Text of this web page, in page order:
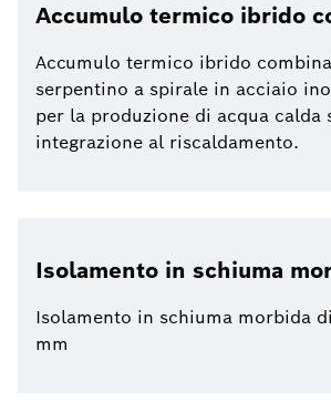
Accumulo termico ibrido
Accumulo termico ibrido
serpentino a spirale in acciaio
per la produzione di acqua calda
integrazione al riscaldamento.
Isolamento in schiuma
Isolamento in schiuma morbida
mm